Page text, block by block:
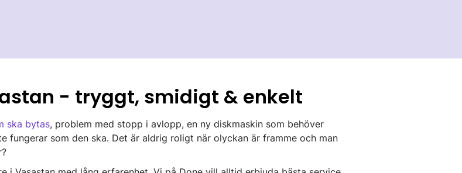
- tryggt, smidigt & enkelt
ska bytas, problem med stopp i avlopp, en ny diskmaskin som behöver
fungerar som den ska. Det är aldrig roligt när olyckan är framme och man